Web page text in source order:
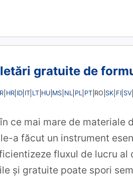
gratuite de
HR ID IT LT HU MS NL PL PT RO SK FI SV
ce mai mare de materiale
a făcut un instrument
fluxul de lucru
și gratuite poate spori